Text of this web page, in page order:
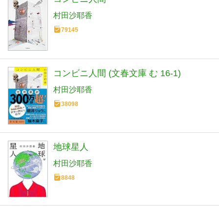
村田沙耶香
79145
コンビニ人間 (文春文庫 む 16-1)
村田沙耶香
38098
地球星人
村田沙耶香
8848